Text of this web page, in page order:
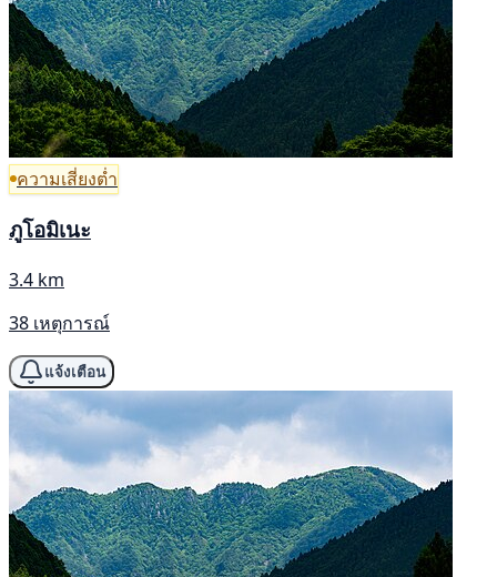
ความเสี่ยงต่ำ
ภูโอมิเนะ
3.4 km
38 เหตุการณ์
แจ้งเตือน